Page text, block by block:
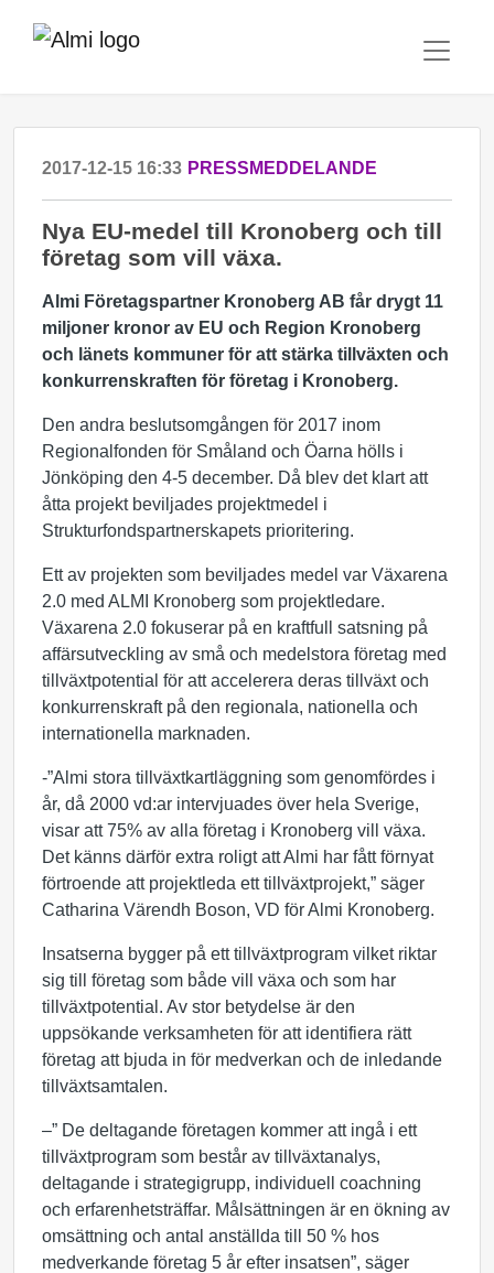
2017-12-15 16:33 PRESSMEDDELANDE
Nya EU-medel till Kronoberg och till
företag som vill växa.
Almi Företagspartner Kronoberg AB får drygt 11
miljoner kronor av EU och Region Kronoberg
och länets kommuner för att stärka tillväxten och
konkurrenskraften för företag i Kronoberg.
Den andra beslutsomgången för 2017 inom
Regionalfonden för Småland och Öarna hölls i
Jönköping den 4-5 december. Då blev det klart att
åtta projekt beviljades projektmedel i
Strukturfondspartnerskapets prioritering.
Ett av projekten som beviljades medel var Växarena
2.0 med ALMI Kronoberg som projektledare.
Växarena 2.0 fokuserar på en kraftfull satsning på
affärsutveckling av små och medelstora företag med
tillväxtpotential för att accelerera deras tillväxt och
konkurrenskraft på den regionala, nationella och
internationella marknaden.
-”Almi stora tillväxtkartläggning som genomfördes i
år, då 2000 vd:ar intervjuades över hela Sverige,
visar att 75% av alla företag i Kronoberg vill växa.
Det känns därför extra roligt att Almi har fått förnyat
förtroende att projektleda ett tillväxtprojekt,” säger
Catharina Värendh Boson, VD för Almi Kronoberg.
Insatserna bygger på ett tillväxtprogram vilket riktar
sig till företag som både vill växa och som har
tillväxtpotential. Av stor betydelse är den
uppsökande verksamheten för att identifiera rätt
företag att bjuda in för medverkan och de inledande
tillväxtsamtalen.
–” De deltagande företagen kommer att ingå i ett
tillväxtprogram som består av tillväxtanalys,
deltagande i strategigrupp, individuell coachning
och erfarenhetsträffar. Målsättningen är en ökning av
omsättning och antal anställda till 50 % hos
medverkande företag 5 år efter insatsen”, säger